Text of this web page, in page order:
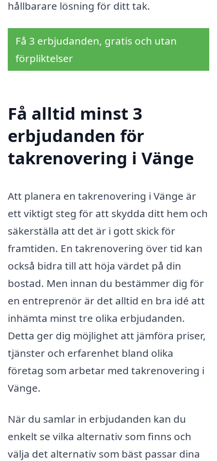
hållbarare lösning för ditt tak.
Få 3 erbjudanden, gratis och utan
förpliktelser
Få alltid minst 3
erbjudanden för
takrenovering i Vänge
Att planera en takrenovering i Vänge är
ett viktigt steg för att skydda ditt hem och
säkerställa att det är i gott skick för
framtiden. En takrenovering över tid kan
också bidra till att höja värdet på din
bostad. Men innan du bestämmer dig för
en entreprenör är det alltid en bra idé att
inhämta minst tre olika erbjudanden.
Detta ger dig möjlighet att jämföra priser,
tjänster och erfarenhet bland olika
företag som arbetar med takrenovering i
Vänge.
När du samlar in erbjudanden kan du
enkelt se vilka alternativ som finns och
välja det alternativ som bäst passar dina